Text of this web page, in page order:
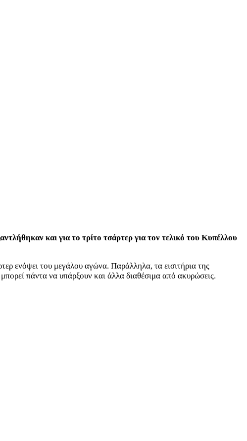
και για το τρίτο τσάρτερ για τον τελικό του Κυπέλλου
ενόψει του μεγάλου αγώνα. Παράλληλα, τα εισιτήρια της
πάντα να υπάρξουν και άλλα διαθέσιμα από ακυρώσεις.